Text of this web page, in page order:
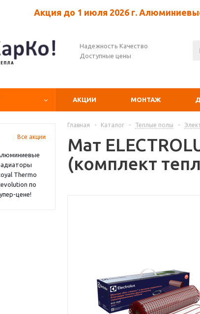
Акция до 1 июля 2026 г.
Надежность Качество
Доступные цены
АКЦИИ МОНТАЖ
Все акции
Thermo
по
цене!
Главная - Каталог - Теплые полы -
Мат
(комплект